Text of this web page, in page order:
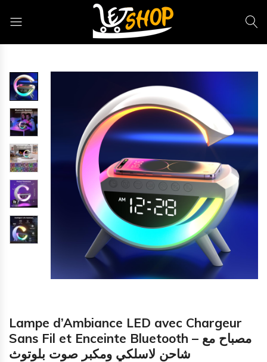
Lampe d’Ambiance LED avec Chargeur
Sans Fil et Enceinte Bluetooth – مصباح مع
شاحن لاسلكي ومكبر صوت بلوتوث